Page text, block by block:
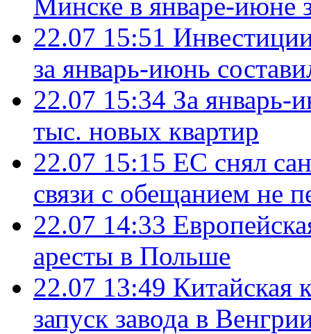
22.07 15:51
за январь-июнь
22.07 15:34 За январь-
тыс. новых квартир
22.07 15:15 ЕС снял
связи с обещанием не
22.07 14:33
аресты в Польше
22.07 13:49 Китайская
запуск завода в